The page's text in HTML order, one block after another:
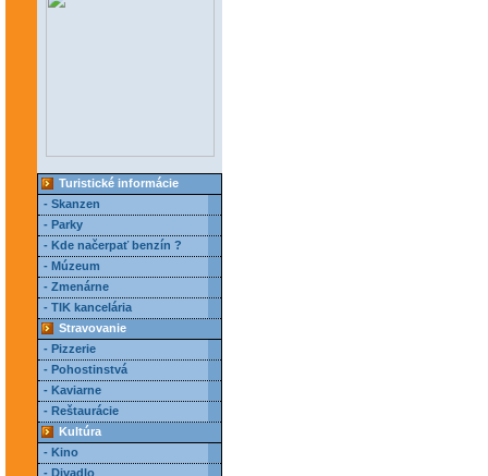
Turistické informácie
- Skanzen
- Parky
- Kde načerpať benzín ?
- Múzeum
- Zmenárne
- TIK kancelária
Stravovanie
- Pizzerie
- Pohostinstvá
- Kaviarne
- Reštaurácie
Kultúra
- Kino
- Divadlo